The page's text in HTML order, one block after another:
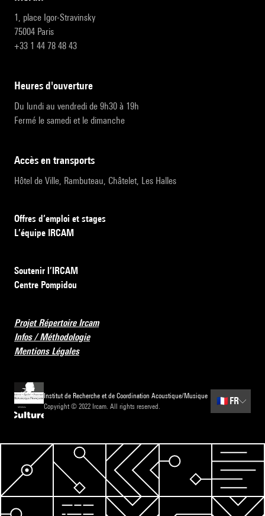
1, place Igor-Stravinsky
75004 Paris
+33 1 44 78 48 43
heures d'ouverture
Du lundi au vendredi de 9h30 à 19h
Fermé le samedi et le dimanche
accès en transports
Hôtel de Ville, Rambuteau, Châtelet, Les Halles
Offres d’emploi et stages
L’équipe IRCAM
Soutenir l’IRCAM
Centre Pompidou
Projet Répertoire Ircam
Infos / Méthodologie
Mentions Légales
Institut de Recherche et de Coordination Acoustique/Musique
Copyright © 2022 Ircam. All rights reserved.
🇫🇷 FR